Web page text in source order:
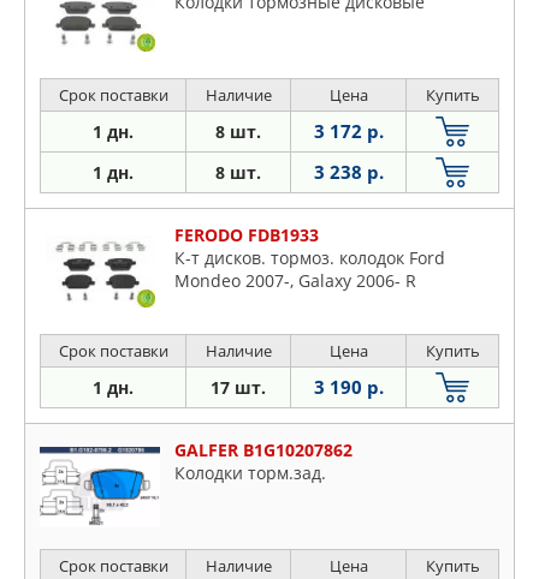
Срок поставки Наличие Цена Купить
1 дн. 8 шт. 3 172 р.
1 дн. 8 шт. 3 238 р.
FERODO FDB1933
К-т дисков. тормоз. колодок Ford
Mondeo 2007-, Galaxy 2006- R
Срок поставки Наличие Цена Купить
1 дн. 17 шт. 3 190 р.
GALFER B1G10207862
Колодки торм.зад.
Срок поставки Наличие Цена Купить